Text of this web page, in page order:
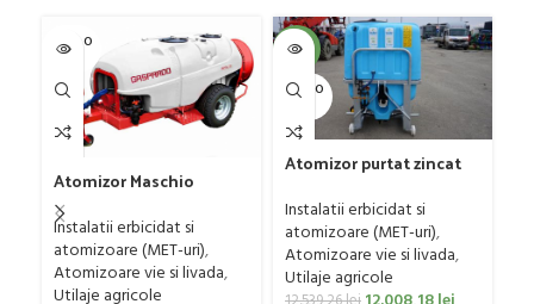
SOLD O
UT
Atomizor Maschio
Gaspardo model Futura
Avant 1000/800/121 E
Instalatii erbicidat si
atomizoare (MET-uri),
Atomizoare vie si livada,
Utilaje agricole
-4%
SOLD O
UT
Atomizor purtat zincat
Bufer, model Ronda,
400 litri
Instalatii erbicidat si
atomizoare (MET-uri),
Atomizoare vie si livada,
Utilaje agricole